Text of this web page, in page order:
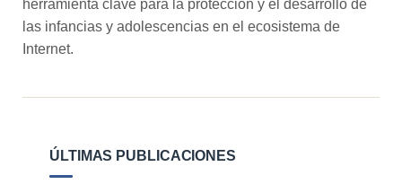
herramienta clave para la protección y el desarrollo de
las infancias y adolescencias en el ecosistema de
Internet.
ÚLTIMAS PUBLICACIONES